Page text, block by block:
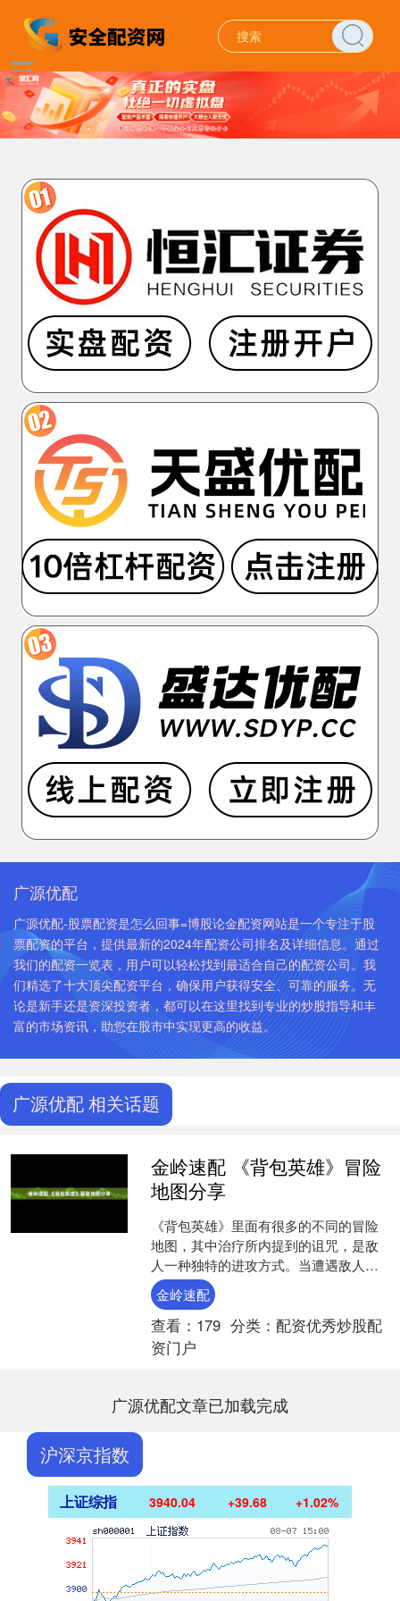
广源优配
广源优配-股票配资是怎么回事=博股论金配资网站是一个专注于股
票配资的平台，提供最新的2024年配资公司排名及详细信息。通过
我们的配资一览表，用户可以轻松找到最适合自己的配资公司。我
们精选了十大顶尖配资平台，确保用户获得安全、可靠的服务。无
论是新手还是资深投资者，都可以在这里找到专业的炒股指导和丰
富的市场资讯，助您在股市中实现更高的收益。
广源优配 相关话题
金岭速配 《背包英雄》冒险
地图分享
《背包英雄》里面有很多的不同的冒险
地图，其中治疗所内提到的诅咒，是敌
人一种独特的进攻方式。当遭遇敌人的
诅咒攻击时（敌人头上有红色的骷
髅），你会面临两个选择，跳过....
金岭速配
查看： 179 分类： 配资优秀炒股配
资门户
广源优配文章已加载完成
沪深京指数
上证综指 3940.04 +39.68 +1.02%